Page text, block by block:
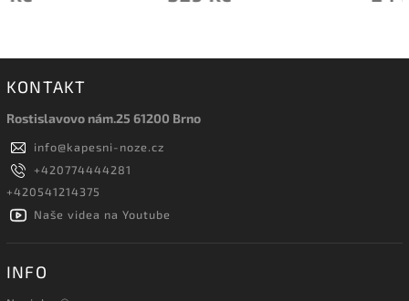
KONTAKT
Rostislavovo nám.25 61200 Brno
info@kapesni-noze.cz
+420774444281
+420541214375
Naše videa na Youtube
INFO